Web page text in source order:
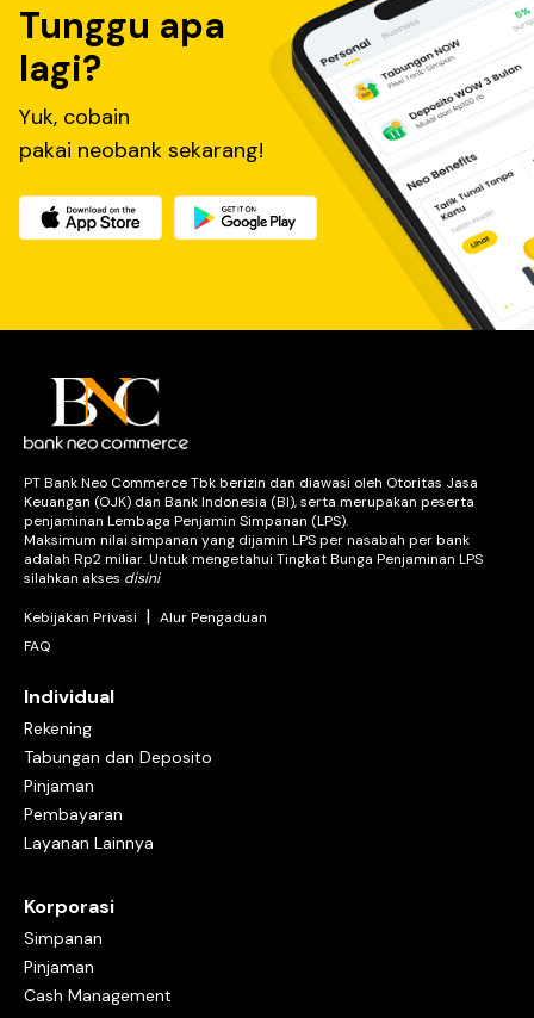
Tunggu apa
lagi?
Yuk, cobain
pakai neobank sekarang!
PT Bank Neo Commerce Tbk berizin dan diawasi oleh Otoritas Jasa
Keuangan (OJK) dan Bank Indonesia (BI), serta merupakan peserta
penjaminan Lembaga Penjamin Simpanan (LPS).
Maksimum nilai simpanan yang dijamin LPS per nasabah per bank
adalah Rp2 miliar. Untuk mengetahui Tingkat Bunga Penjaminan LPS
silahkan akses disini
Kebijakan Privasi | Alur Pengaduan
FAQ
Individual
Rekening
Tabungan dan Deposito
Pinjaman
Pembayaran
Layanan Lainnya
Korporasi
Simpanan
Pinjaman
Cash Management